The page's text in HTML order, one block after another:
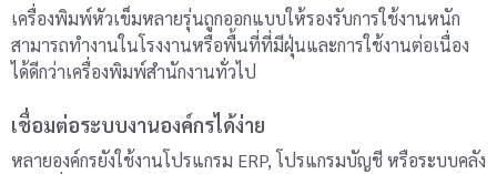
เครื่องพิมพ์หัวเข็มหลายรุ่นถูกออกแบบให้รองรับการใช้งานหนัก
สามารถทำงานในโรงงานหรือพื้นที่ที่มีฝุ่นและการใช้งานต่อเนื่อง
ได้ดีกว่าเครื่องพิมพ์สำนักงานทั่วไป
เชื่อมต่อระบบงานองค์กรได้ง่าย
หลายองค์กรยังใช้งานโปรแกรม ERP, โปรแกรมบัญชี หรือระบบคลัง